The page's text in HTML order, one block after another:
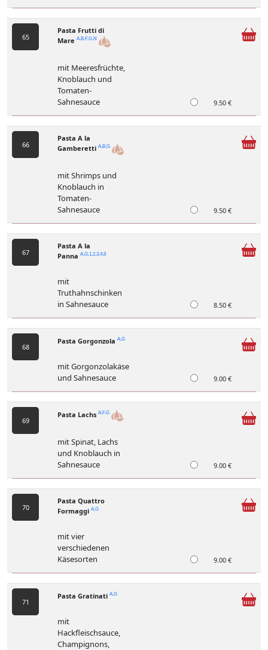
65
Pasta Frutti di
Mare A,B,F,G,N
mit Meeresfrüchte,
Knoblauch und
Tomaten-
Sahnesauce
9.50 €
66
Pasta A la
Gamberetti A,B,G
mit Shrimps und
Knoblauch in
Tomaten-
Sahnesauce
9.50 €
67
Pasta A la
Panna A,G,1,2,3,4,8
mit
Truthahnschinken
in Sahnesauce
8.50 €
68
Pasta Gorgonzola A,G
mit Gorgonzolakäse
und Sahnesauce
9.00 €
69
Pasta Lachs A,F,G
mit Spinat, Lachs
und Knoblauch in
Sahnesauce
9.00 €
70
Pasta Quattro
Formaggi A,G
mit vier
verschiedenen
Käsesorten
9.00 €
71
Pasta Gratinati A,G
mit
Hackfleischsauce,
Champignons,